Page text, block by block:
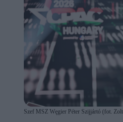
Szef MSZ Węgier Péter Szijjártó (fot.